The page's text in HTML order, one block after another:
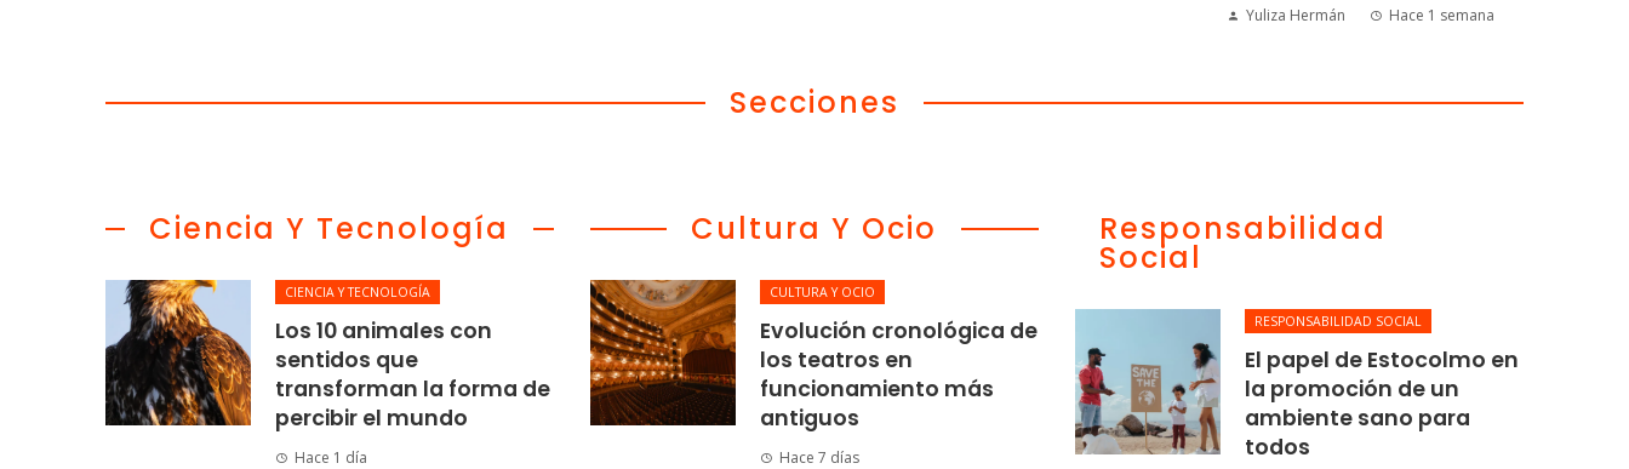
Yuliza Hermán Hace 1 semana
Secciones
Ciencia Y Tecnología
CIENCIA Y TECNOLOGÍA
Los 10 animales con
sentidos que
transforman la forma de
percibir el mundo
Hace 1 día
Cultura Y Ocio
CULTURA Y OCIO
Evolución cronológica de
los teatros en
funcionamiento más
antiguos
Hace 7 días
Responsabilidad
Social
RESPONSABILIDAD SOCIAL
El papel de Estocolmo en
la promoción de un
ambiente sano para
todos